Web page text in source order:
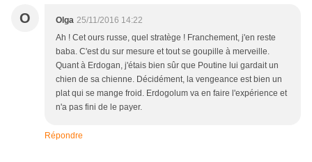
O Olga 25/11/2016 14:22
Ah ! Cet ours russe, quel stratège ! Franchement, j'en reste
baba. C'est du sur mesure et tout se goupille à merveille.
Quant à Erdogan, j'étais bien sûr que Poutine lui gardait un
chien de sa chienne. Décidément, la vengeance est bien un
plat qui se mange froid. Erdogolum va en faire l'expérience et
n'a pas fini de le payer.
Répondre